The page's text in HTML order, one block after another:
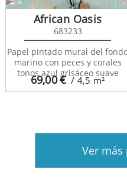
69,00€ / 4,5 m²
African Oasis
683233
Papel pintado mural del
marino con peces y corales
tonos azul grisáceo suave
Ver